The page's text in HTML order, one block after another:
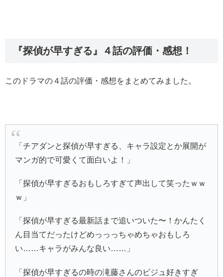
『探偵が早すぎる』４話の評価・感想！
このドラマの４話の評価・感想をまとめてみました。
「チアダンと探偵が早すぎる、キャラ設定とか展開が
マンガ的で可愛くて面白いよ！」
「探偵が早すぎるおもしろすぎて声出して笑ったｗｗ
ｗ」
「探偵が早すぎる最新話まで追いついた〜！かんたく
ん目当てだったけどめっっっちゃめちゃおもしろ
い……キャラがみんな良い……」
「探偵が早すぎるの時の滝藤さんのビジュ好きすぎ